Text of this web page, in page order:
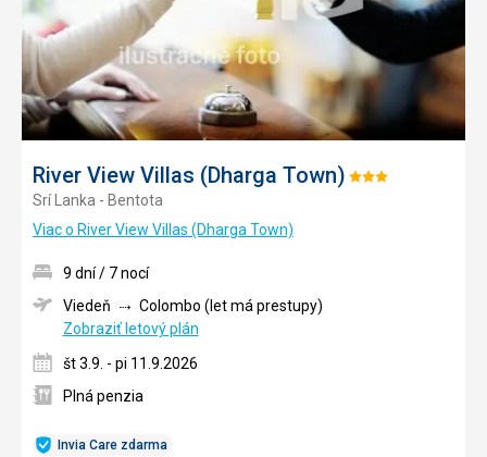
River View Villas (Dharga Town) Hodnotenie:
Srí Lanka - Bentota
Viac o River View Villas (Dharga Town)
Invia Care zdarma
9 dní / 7 nocí
Viedeň
Colombo (let má prestupy)
Zobraziť letový plán
št 3.9. - pi 11.9.2026
Plná penzia